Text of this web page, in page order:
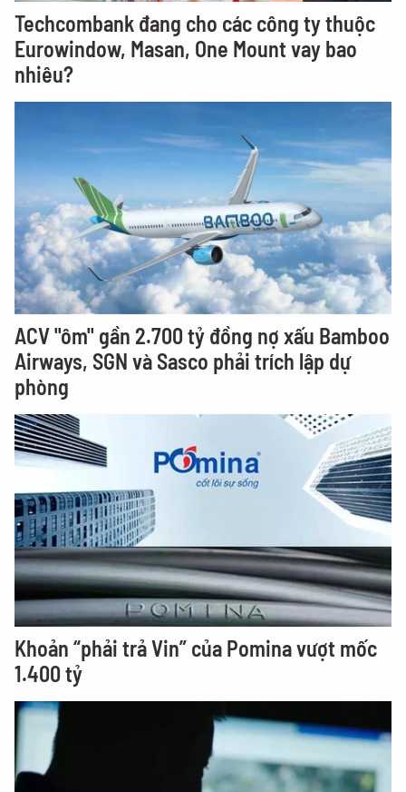
Techcombank đang cho các công ty thuộc
Eurowindow, Masan, One Mount vay bao
nhiêu?
ACV "ôm" gần 2.700 tỷ đồng nợ xấu Bamboo
Airways, SGN và Sasco phải trích lập dự
phòng
Khoản “phải trả Vin” của Pomina vượt mốc
1.400 tỷ